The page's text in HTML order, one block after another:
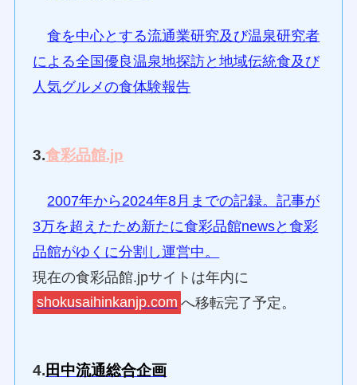
食を中心とする流通業研究及び温泉研究者
による全国優良温泉地探訪と地域伝統食及び
人気グルメの食体験報告
3.食彩品館.jp
2007年から2024年8月までの記録。記事が
3万を超えたため新たに食彩品館newsと食彩
品館がゆくに分割し運営中。
現在の食彩品館.jpサイトは年内に
shokusaihinkanjp.com へ移転完了予定。
4.田中流通総合企画